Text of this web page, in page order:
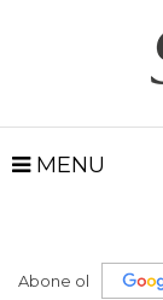
MENU
Abone ol